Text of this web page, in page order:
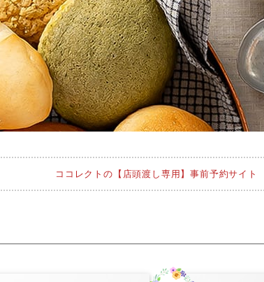
ココレクトの【店頭渡し専用】事前予約サイト